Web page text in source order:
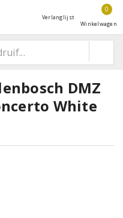
Verlanglijst
0
Winkelwagen
DMZ
White